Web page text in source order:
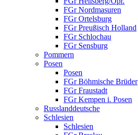
FGr Nordmasuren
FGr Ortelsburg
FGr Preußisch Holland
FGr Schlochau
FGr Sensburg
Pommern
Posen
Posen
FGr Böhmische Brüder
FGr Fraustadt
FGr Kempen i. Posen
Russlanddeutsche
Schlesien
Schlesien